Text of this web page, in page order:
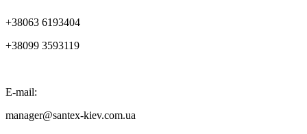
+38063 6193404
+38099 3593119
E-mail:
manager@santex-kiev.com.ua